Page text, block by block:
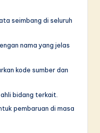
seimbang di seluruh
nama yang jelas
kode sumber dan
bidang terkait.
pembaruan di masa